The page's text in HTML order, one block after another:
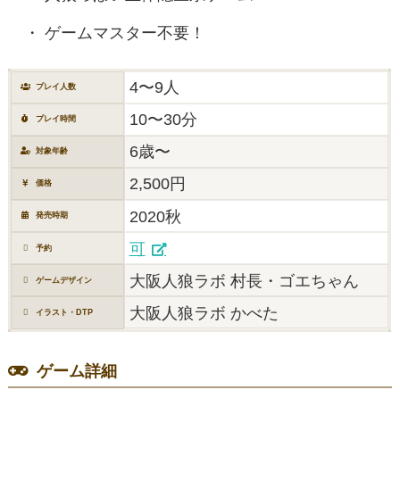
ゲームマスター不要！
プレイ人数 4〜9人
プレイ時間 10〜30分
対象年齢 6歳〜
価格 2,500円
発売時期 2020秋
予約 可
ゲームデザイン 大阪人狼ラボ 村長・ゴエちゃん
イラスト・DTP 大阪人狼ラボ かべた
ゲーム詳細